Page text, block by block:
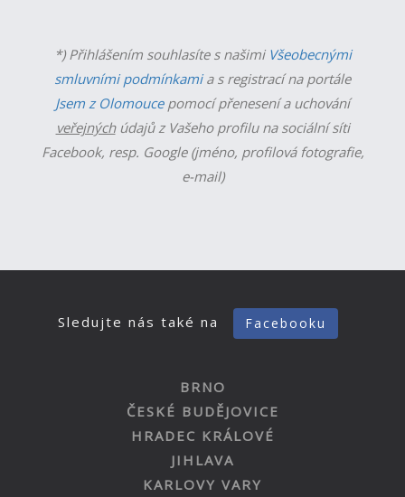
*) Přihlášením souhlasíte s našimi Všeobecnými
smluvními podmínkamia s registrací na portále
Jsem z Olomoucepomocí přenesení a uchování
veřejnýchúdajů z Vašeho profilu na sociální síti
Facebook, resp. Google (jméno, profilová fotografie,
e-mail)
Sledujte nás také na Facebooku
BRNO
ČESKÉ BUDĚJOVICE
HRADEC KRÁLOVÉ
JIHLAVA
KARLOVY VARY